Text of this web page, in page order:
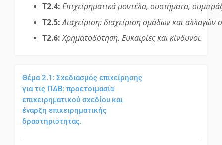
T2.4: Επιχειρηματικά μοντέλα, συστήματα,
T2.5: Διαχείριση: διαχείριση ομάδων και αλλαγών
T2.6: Χρηματοδότηση. Ευκαιρίες και κίνδυνοι.
Θέμα 2.1: Σχεδιασμός επιχείρησης
για τις ΠΔΒ: προετοιμασία
επιχειρηματικού σχεδίου και
έναρξη επιχειρηματικής
δραστηριότητας.